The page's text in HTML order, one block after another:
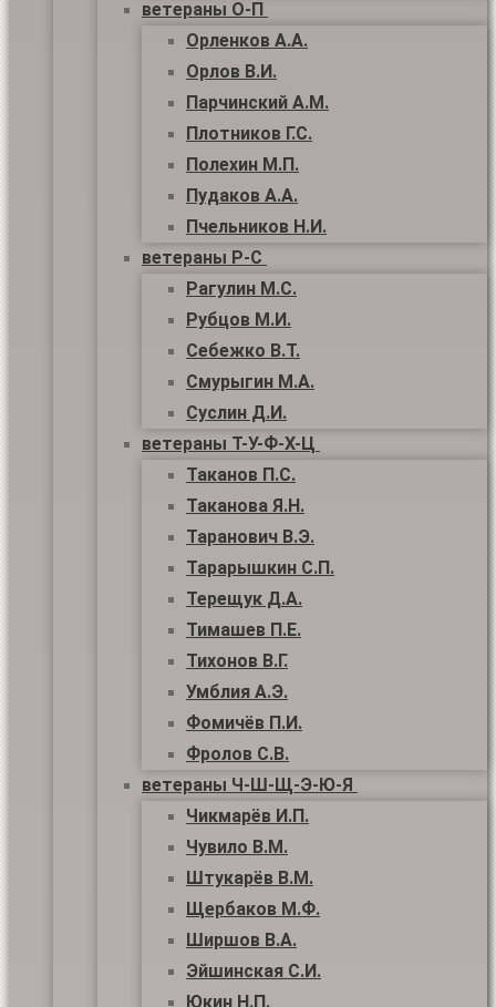
ветераны О-П
Орленков А.А.
Орлов В.И.
Парчинский А.М.
Плотников Г.С.
Полехин М.П.
Пудаков А.А.
Пчельников Н.И.
ветераны Р-С
Рагулин М.С.
Рубцов М.И.
Себежко В.Т.
Смурыгин М.А.
Суслин Д.И.
ветераны Т-У-Ф-Х-Ц
Таканов П.С.
Таканова Я.Н.
Таранович В.Э.
Тарарышкин С.П.
Терещук Д.А.
Тимашев П.Е.
Тихонов В.Г.
Умблия А.Э.
Фомичёв П.И.
Фролов С.В.
ветераны Ч-Ш-Щ-Э-Ю-Я
Чикмарёв И.П.
Чувило В.М.
Штукарёв В.М.
Щербаков М.Ф.
Ширшов В.А.
Эйшинская С.И.
Юкин Н.П.